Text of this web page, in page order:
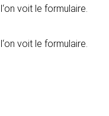
voit le formulaire.
voit le formulaire.